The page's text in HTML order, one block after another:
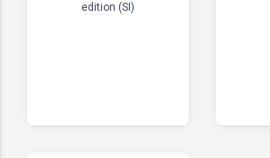
edition (SI)